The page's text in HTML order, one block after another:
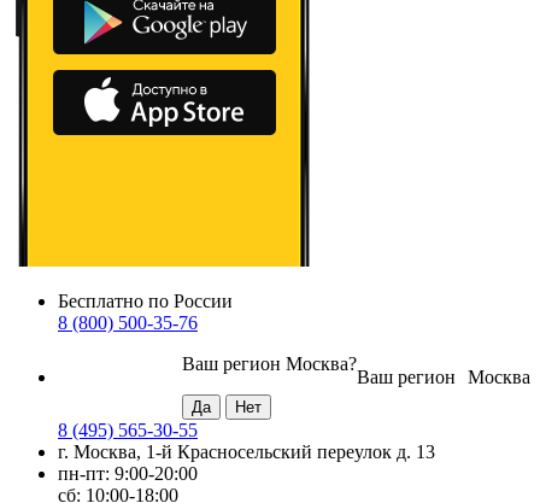
Бесплатно по России
8 (800) 500-35-76
Москва
Ваш регион
Ваш регион Москва?
8 (495) 565-30-55
г. Москва, 1-й Красносельский переулок д. 13
пн-пт: 9:00-20:00
сб: 10:00-18:00